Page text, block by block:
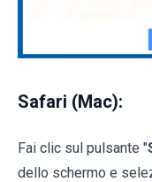
Safari (Mac):
Fai clic sul pulsante "
dello schermo e